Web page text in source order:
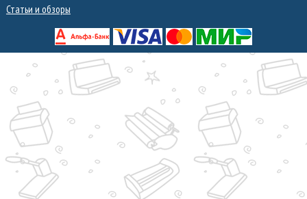
Статьи и обзоры